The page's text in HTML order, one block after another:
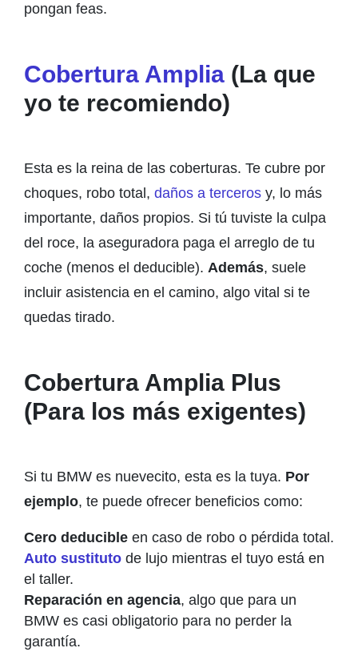
pongan feas.
Cobertura Amplia (La que
yo te recomiendo)
Esta es la reina de las coberturas. Te cubre por
choques, robo total, daños a terceros y, lo más
importante, daños propios. Si tú tuviste la culpa
del roce, la aseguradora paga el arreglo de tu
coche (menos el deducible). Además, suele
incluir asistencia en el camino, algo vital si te
quedas tirado.
Cobertura Amplia Plus
(Para los más exigentes)
Si tu BMW es nuevecito, esta es la tuya. Por
ejemplo, te puede ofrecer beneficios como:
Cero deducible en caso de robo o pérdida total.
Auto sustituto de lujo mientras el tuyo está en
el taller.
Reparación en agencia, algo que para un
BMW es casi obligatorio para no perder la
garantía.